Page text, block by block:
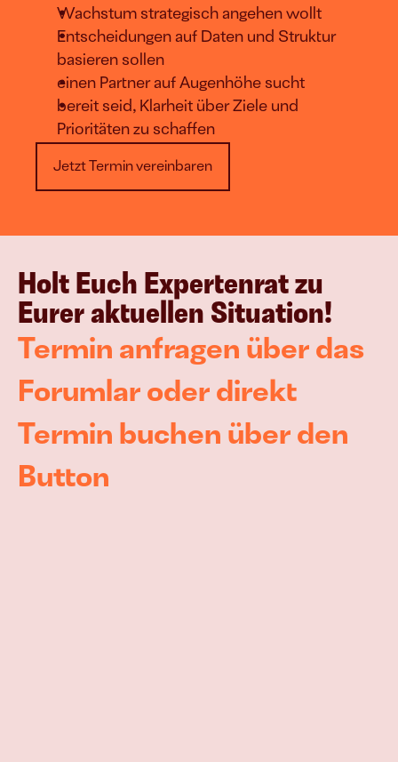
Wachstum strategisch angehen wollt
Entscheidungen auf Daten und Struktur
basieren sollen
einen Partner auf Augenhöhe sucht
bereit seid, Klarheit über Ziele und
Prioritäten zu schaffen
Jetzt Termin vereinbaren
Holt Euch Expertenrat zu
Eurer aktuellen Situation!
Termin anfragen über das
Forumlar oder direkt
Termin buchen über den
Button